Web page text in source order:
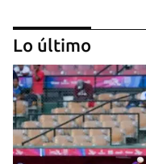
Lo último